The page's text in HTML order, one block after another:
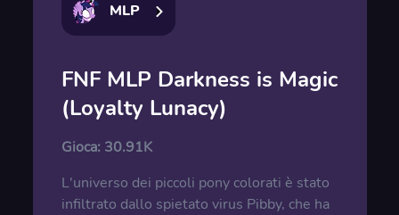
MLP
FNF MLP Darkness is Magic
(Loyalty Lunacy)
Gioca: 30.91K
L'universo dei piccoli pony colorati è stato
infiltrato dallo spietato virus Pibby, che ha